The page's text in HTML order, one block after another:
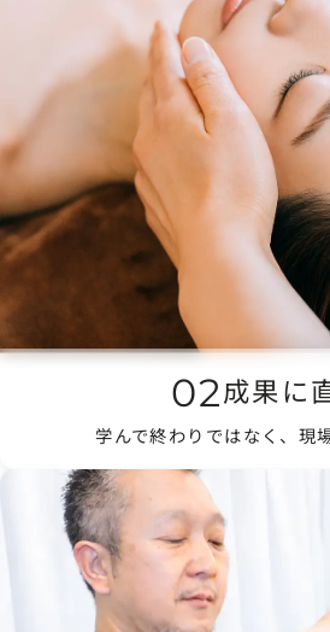
02成果に
学んで終わりではなく、現